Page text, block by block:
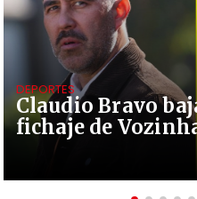
Claudio Bravo
fichaje de
DEPORTES